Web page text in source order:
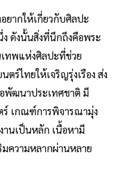
ยากให้เกี่ยวกับศิลปะ
ดังนั้นสิ่งที่นึกถึงคือพระ
เทพแห่งศิลปะที่ช่วย
ร์ไทยให้เจริญรุ่งเรือง ส่ง
พัฒนาประเทศชาติ มี
ร์ เกณฑ์การพิจารณามุ่ง
นเป็นหลัก เนื้อหามี
ความหลากผ่านหลาย